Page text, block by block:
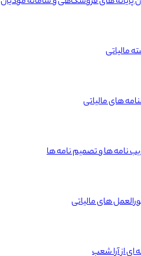
مالیاتی
های مالیاتی
نامه ها و تصمیم نامه ها
های مالیاتی
ای از آرا شعب